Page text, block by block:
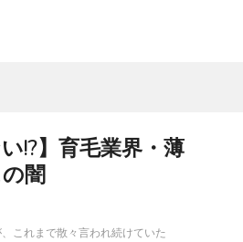
!?】育毛業界・薄
闇
これまで散々言われ続けていた